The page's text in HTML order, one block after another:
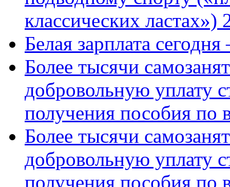
классических ластах»)
Белая зарплата
Более тысячи
добровольную уплату
получения пособия по
Более тысячи
добровольную уплату
получения пособия по